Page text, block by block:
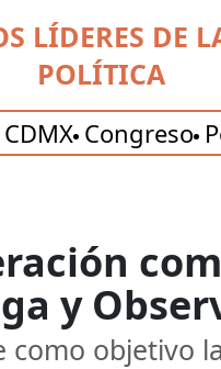
LÍDERES DE
POLÍTICA
CDMX Congreso
y
objetivo